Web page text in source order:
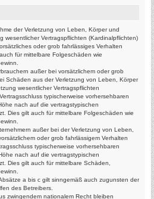
der Verletzung von Leben, Körper und
wesentlicher Vertragspflichten (Kardinalpflichten)
oder grob fahrlässiges Verhalten
für mittelbare Folgeschäden wie
außer bei vorsätzlichem oder grob
Schäden aus der Verletzung von Leben, Körper
wesentlicher Vertragspflichten
typischerweise vorhersehbaren
nach auf die vertragstypischen
Dies gilt auch für mittelbare Folgeschäden wie
außer bei der Verletzung von Leben,
oder grob fahrlässigem Verhalten
typischerweise vorhersehbaren
nach auf die vertragstypischen
Dies gilt auch für mittelbare Schäden,
a bis c gilt sinngemäß auch zugunsten der
des Betreibers.
zwingendem nationalem Recht bleiben